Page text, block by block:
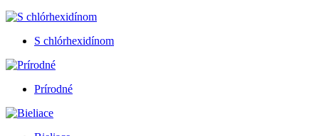
S chlórhexidínom
Prírodné